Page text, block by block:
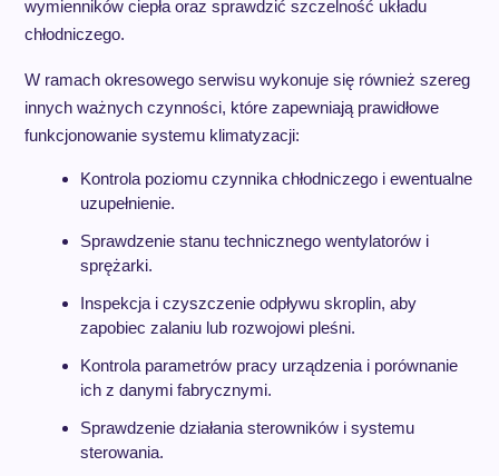
wymienników ciepła oraz sprawdzić szczelność układu
chłodniczego.
W ramach okresowego serwisu wykonuje się również szereg
innych ważnych czynności, które zapewniają prawidłowe
funkcjonowanie systemu klimatyzacji:
Kontrola poziomu czynnika chłodniczego i ewentualne
uzupełnienie.
Sprawdzenie stanu technicznego wentylatorów i
sprężarki.
Inspekcja i czyszczenie odpływu skroplin, aby
zapobiec zalaniu lub rozwojowi pleśni.
Kontrola parametrów pracy urządzenia i porównanie
ich z danymi fabrycznymi.
Sprawdzenie działania sterowników i systemu
sterowania.